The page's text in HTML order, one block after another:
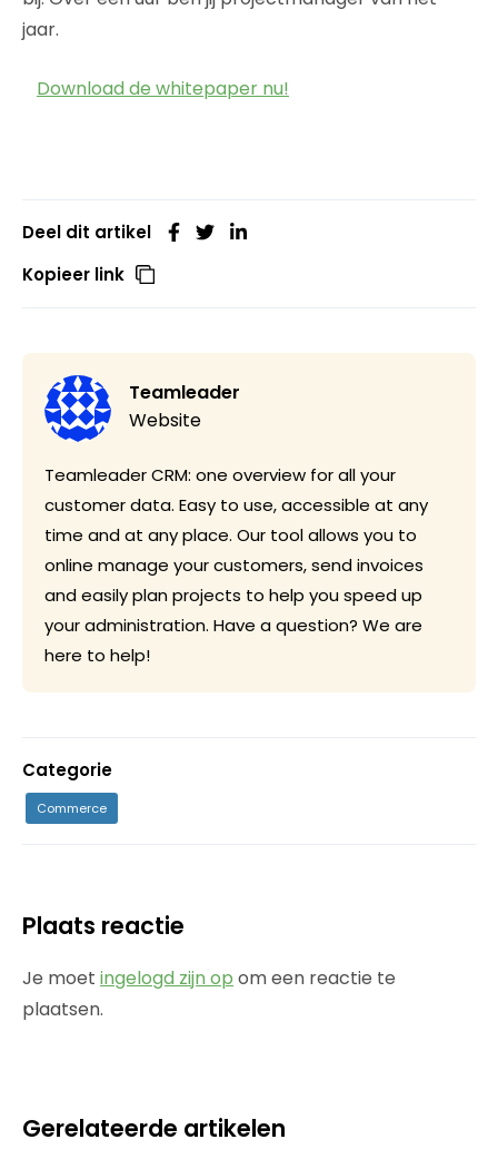
jaar.
Download de whitepaper nu!
Deel dit artikel
Kopieer link
Teamleader
Website
Teamleader CRM: one overview for all your
customer data. Easy to use, accessible at any
time and at any place. Our tool allows you to
online manage your customers, send invoices
and easily plan projects to help you speed up
your administration. Have a question? We are
here to help!
Categorie
Commerce
Plaats reactie
Je moet ingelogd zijn op om een reactie te
plaatsen.
Gerelateerde artikelen